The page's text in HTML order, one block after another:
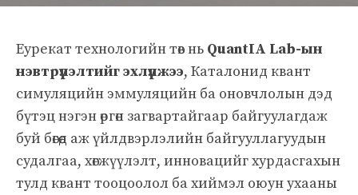
Еурекат технологийн төв нь QuantIA Lab-ын
нэвтрүүлэлтийг эхлүүлжээ, Каталонид квант
симуляцийн эммуляцийн ба оновчлолын дэд
бүтэц нэгэн өргөн загвартайгаар байгуулагдаж
буй бөгөөд аж үйлдвэрлэлийн байгууллагуудын
судалгаа, хөгжүүлэлт, инновацийг хурдасгахын
тулд квант тооцоолол ба хиймэл оюун ухааны